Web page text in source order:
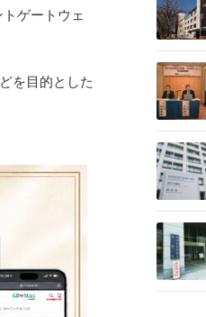
ゲートウェ
を目的とした